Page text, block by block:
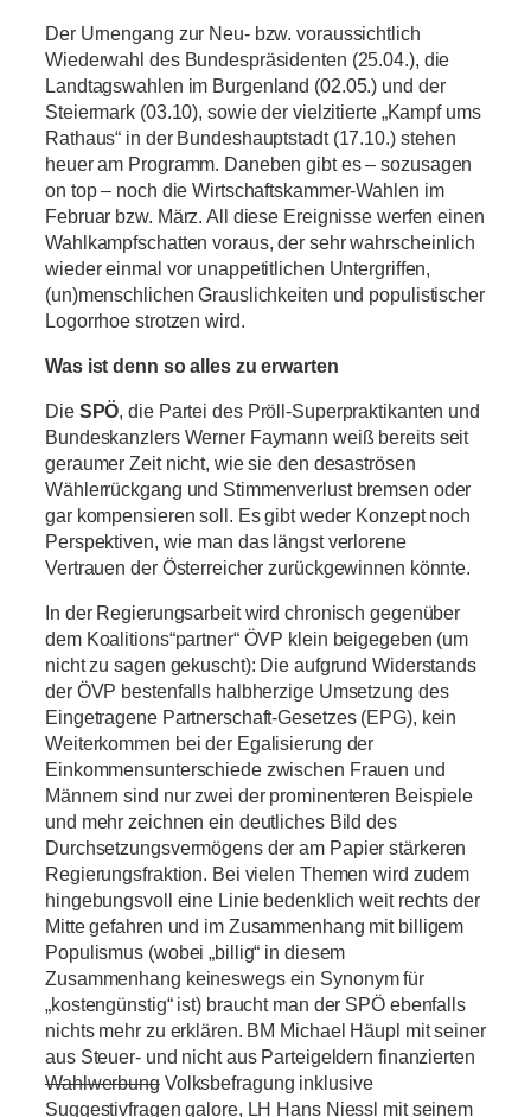
Der Urnengang zur Neu- bzw. voraussichtlich
Wiederwahl des Bundespräsidenten (25.04.), die
Landtagswahlen im Burgenland (02.05.) und der
Steiermark (03.10), sowie der vielzitierte „Kampf ums
Rathaus“ in der Bundeshauptstadt (17.10.) stehen
heuer am Programm. Daneben gibt es – sozusagen
on top – noch die Wirtschaftskammer-Wahlen im
Februar bzw. März. All diese Ereignisse werfen einen
Wahlkampfschatten voraus, der sehr wahrscheinlich
wieder einmal vor unappetitlichen Untergriffen,
(un)menschlichen Grauslichkeiten und populistischer
Logorrhoe strotzen wird.
Was ist denn so alles zu erwarten
Die SPÖ, die Partei des Pröll-Superpraktikanten und
Bundeskanzlers Werner Faymann weiß bereits seit
geraumer Zeit nicht, wie sie den desaströsen
Wählerrückgang und Stimmenverlust bremsen oder
gar kompensieren soll. Es gibt weder Konzept noch
Perspektiven, wie man das längst verlorene
Vertrauen der Österreicher zurückgewinnen könnte.
In der Regierungsarbeit wird chronisch gegenüber
dem Koalitions“partner“ ÖVP klein beigegeben (um
nicht zu sagen gekuscht): Die aufgrund Widerstands
der ÖVP bestenfalls halbherzige Umsetzung des
Eingetragene Partnerschaft-Gesetzes (EPG), kein
Weiterkommen bei der Egalisierung der
Einkommensunterschiede zwischen Frauen und
Männern sind nur zwei der prominenteren Beispiele
und mehr zeichnen ein deutliches Bild des
Durchsetzungsvermögens der am Papier stärkeren
Regierungsfraktion. Bei vielen Themen wird zudem
hingebungsvoll eine Linie bedenklich weit rechts der
Mitte gefahren und im Zusammenhang mit billigem
Populismus (wobei „billig“ in diesem
Zusammenhang keineswegs ein Synonym für
„kostengünstig“ ist) braucht man der SPÖ ebenfalls
nichts mehr zu erklären. BM Michael Häupl mit seiner
aus Steuer- und nicht aus Parteigeldern finanzierten
WahlwerbungVolksbefragung inklusive
Suggestivfragen galore, LH Hans Niessl mit seinem